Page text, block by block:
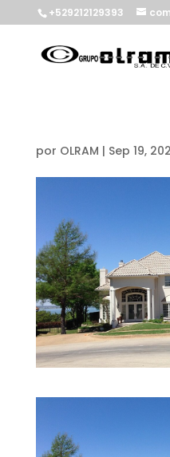
+529212129393
por OLRAM | Sep 19,